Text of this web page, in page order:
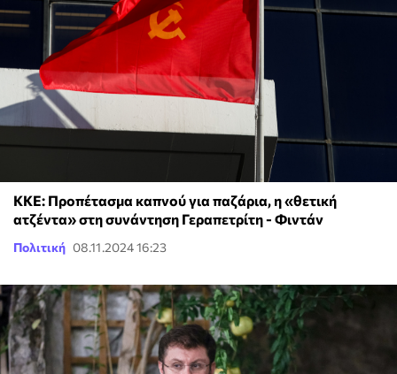
ΚΚΕ: Προπέτασμα καπνού για παζάρια, η «θετική
ατζέντα» στη συνάντηση Γεραπετρίτη - Φιντάν
Πολιτική 08.11.2024 16:23